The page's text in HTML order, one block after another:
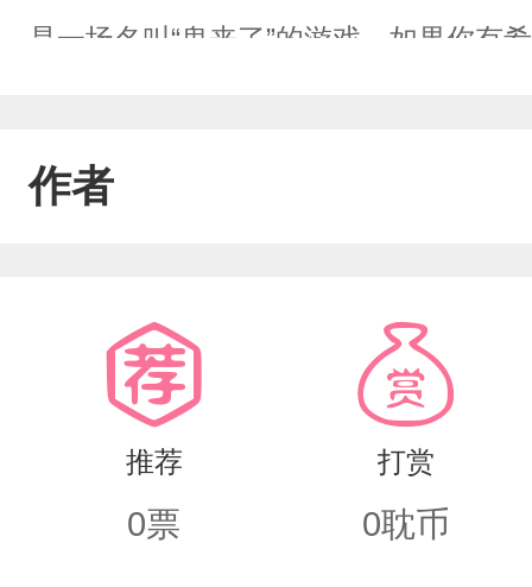
是一场名叫“鬼来了”的游戏。如果你有
作者
推荐
0票
打赏
0耽币